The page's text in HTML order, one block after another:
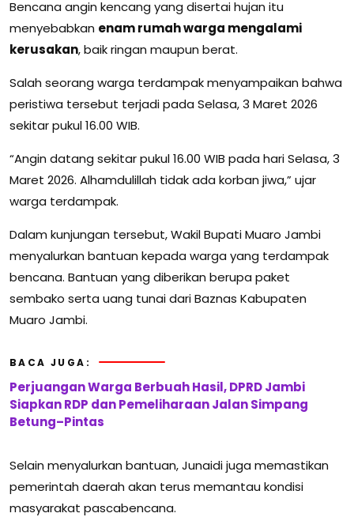
Bencana angin kencang yang disertai hujan itu
menyebabkan enam rumah warga mengalami
kerusakan, baik ringan maupun berat.
Salah seorang warga terdampak menyampaikan bahwa
peristiwa tersebut terjadi pada Selasa, 3 Maret 2026
sekitar pukul 16.00 WIB.
“Angin datang sekitar pukul 16.00 WIB pada hari Selasa, 3
Maret 2026. Alhamdulillah tidak ada korban jiwa,” ujar
warga terdampak.
Dalam kunjungan tersebut, Wakil Bupati Muaro Jambi
menyalurkan bantuan kepada warga yang terdampak
bencana. Bantuan yang diberikan berupa paket
sembako serta uang tunai dari Baznas Kabupaten
Muaro Jambi.
BACA JUGA:
Perjuangan Warga Berbuah Hasil, DPRD Jambi
Siapkan RDP dan Pemeliharaan Jalan Simpang
Betung–Pintas
Selain menyalurkan bantuan, Junaidi juga memastikan
pemerintah daerah akan terus memantau kondisi
masyarakat pascabencana.